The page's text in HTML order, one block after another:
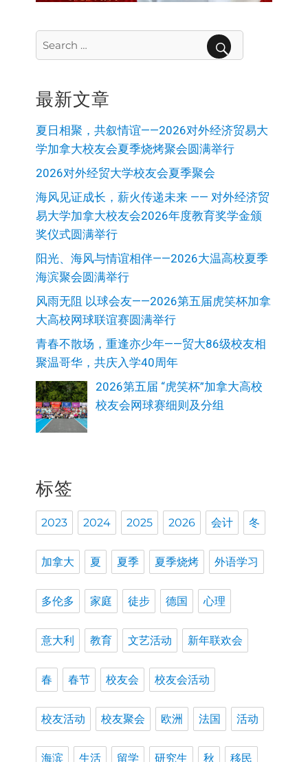
for:
最新文章
夏日相聚，共叙情谊——2026对外经济贸易大
学加拿大校友会夏季烧烤聚会圆满举行
2026对外经贸大学校友会夏季聚会
海风见证成长，薪火传递未来 —— 对外经济贸
易大学加拿大校友会2026年度教育奖学金颁
奖仪式圆满举行
阳光、海风与情谊相伴——2026大温高校夏季
海滨聚会圆满举行
风雨无阻 以球会友——2026第五届虎笑杯加拿
大高校网球联谊赛圆满举行
青春不散场，重逢亦少年——贸大86级校友相
聚温哥华，共庆入学40周年
2026第五届 “虎笑杯”加拿大高校
校友会网球赛细则及分组
标签
2023 2024 2025 2026 会计 冬
加拿大 夏 夏季 夏季烧烤 外语学习
多伦多 家庭 徒步 德国 心理
意大利 教育 文艺活动 新年联欢会
春 春节 校友会 校友会活动
校友活动 校友聚会 欧洲 法国 活动
海滨 生活 留学 研究生 秋 移民